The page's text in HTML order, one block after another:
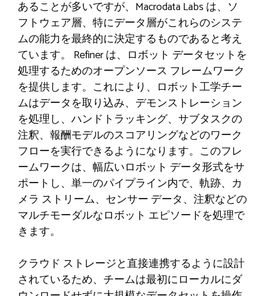
あることが多いですが、Macrodata Labs は、ソ
フトウェア層、特にデータ層がこれらのシステ
ムの能力を最終的に決定するものであると考え
ています。 Refiner は、ロボット データセットを
処理するためのオープンソース フレームワーク
を提供します。これにより、ロボット工学チー
ムはデータを取り込み、デモンストレーション
を処理し、ハンドトラッキング、サブタスクの
注釈、報酬モデルのスコアリングなどのワーク
フローを実行できるようになります。このフレ
ームワークは、幅広いロボット データ形式をサ
ポートし、単一のパイプライン内で、軌跡、カ
メラ ストリーム、センサー データ、注釈などの
マルチモーダルなロボット エピソードを処理で
きます。
クラウド ストレージと直接連携するように設計
されているため、チームは最初にローカルにダ